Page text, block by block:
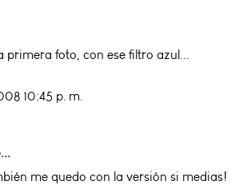
primera foto, con ese filtro azul...
10:45 p. m.
me quedo con la versión si medias!